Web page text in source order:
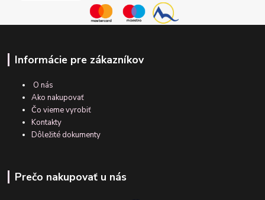
Informácie pre zákazníkov
O nás
Ako nakupovať
Čo vieme vyrobiť
Kontakty
Dôležité dokumenty
Prečo nakupovať u nás